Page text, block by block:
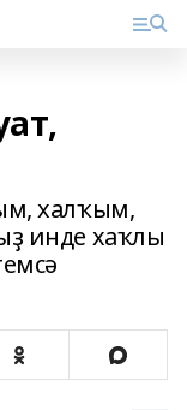
халҡым,
инде хаҡлы